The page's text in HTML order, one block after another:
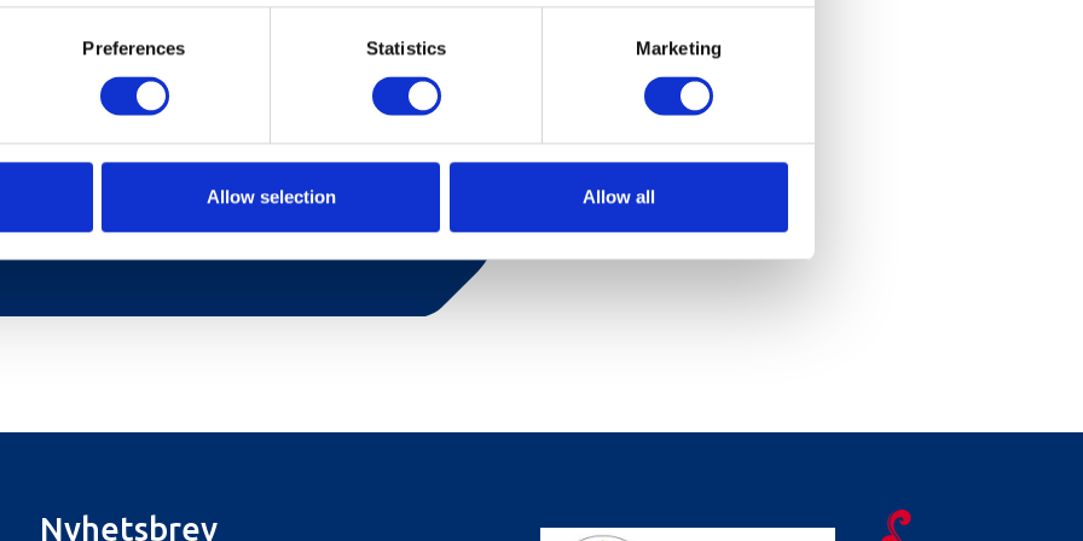
Preferences Statistics Marketing
Allow selection Allow all
fordelt på 5 soverom. Leiligheten har et
Åpen kjøkkenløsning med komfyr,
og mikroovn. Stort spisebord,
Prisen på alle leiligheter er på selvstell,
ekstra for frokost/sluttvask.
Nyhetsbrev